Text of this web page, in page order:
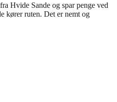
Hvide Sande og spar penge ved
kører ruten. Det er nemt og